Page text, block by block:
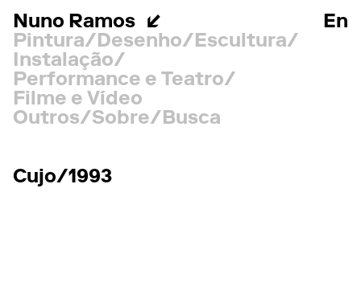
Nuno Ramos
En
Pintura
Desenho
Escultura
Instalação
Performance e Teatro
Filme e Vídeo
Outros
Sobre Busca
Cujo/1993